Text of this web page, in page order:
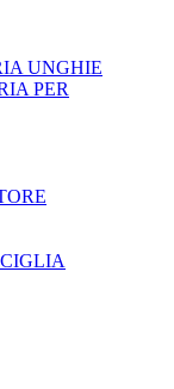
UNGHIE
PER